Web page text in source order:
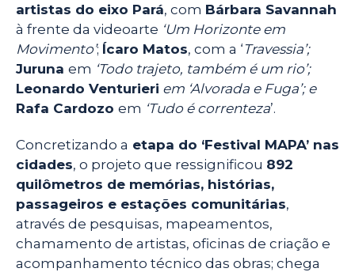
artistas do eixo Pará, com Bárbara Savannah
à frente da videoarte ‘Um Horizonte em
Movimento’; Ícaro Matos, com a ‘ Travessia’;
Juruna em ‘Todo trajeto, também é um rio’;
Leonardo Venturieri em ‘Alvorada e Fuga’; e
Rafa Cardozo em ‘Tudo é correnteza’.
Concretizando a etapa do ‘Festival MAPA’ nas
cidades, o projeto que ressignificou 892
quilômetros de memórias, histórias,
passageiros e estações comunitárias,
através de pesquisas, mapeamentos,
chamamento de artistas, oficinas de criação e
acompanhamento técnico das obras; chega